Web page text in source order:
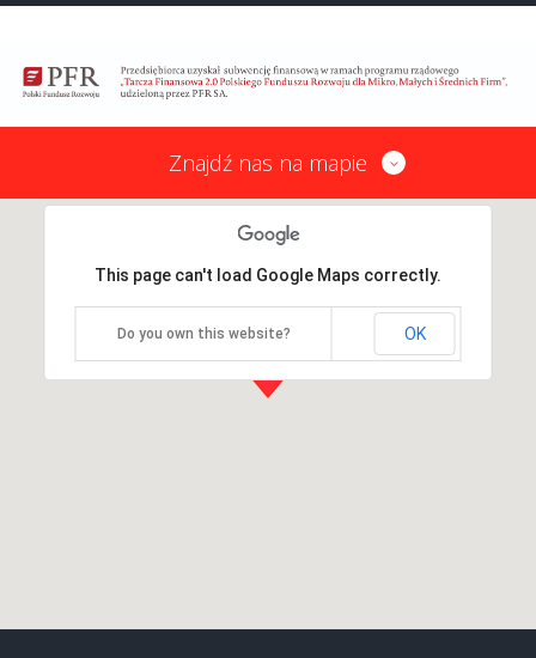
Znajdź nas na mapie
This page can't load Google Maps correctly.
Do you own this website? OK